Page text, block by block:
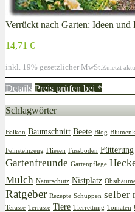
Verrückt nach Garten: Ideen
14,71 €
inkl. 19% gesetzlicher MwSt. Zuletzt
Details Preis prüfen bei *
Schlagwörter
Balkon Baumschnitt Beete Blog
Feinsteinzeug Fliesen Fussboden Fütterung
Gartenfreunde Gartenpflege
Mulch Naturschutz Nistplatz
Ratgeber Rezepte Schuppen selber
Terasse Terrasse Tiere Tierrettung Tomaten